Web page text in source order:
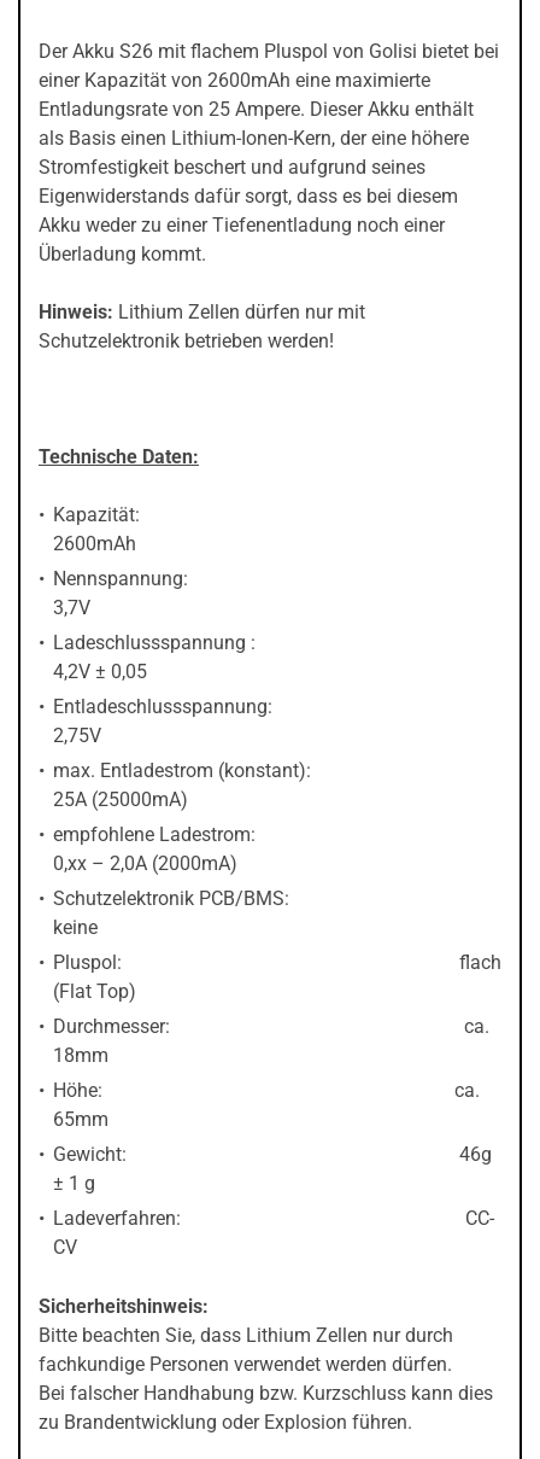
Der Akku S26 mit flachem Pluspol von Golisi bietet bei
einer Kapazität von 2600mAh eine maximierte
Entladungsrate von 25 Ampere. Dieser Akku enthält
als Basis einen Lithium-Ionen-Kern, der eine höhere
Stromfestigkeit beschert und aufgrund seines
Eigenwiderstands dafür sorgt, dass es bei diesem
Akku weder zu einer Tiefenentladung noch einer
Überladung kommt.
Hinweis: Lithium Zellen dürfen nur mit
Schutzelektronik betrieben werden!
Technische Daten:
Kapazität:
2600mAh
Nennspannung:
3,7V
Ladeschlussspannung :
4,2V ± 0,05
Entladeschlussspannung:
2,75V
max. Entladestrom (konstant):
25A (25000mA)
empfohlene Ladestrom:
0,xx – 2,0A (2000mA)
Schutzelektronik PCB/BMS:
keine
Pluspol: flach
(Flat Top)
Durchmesser: ca.
18mm
Höhe: ca.
65mm
Gewicht: 46g
± 1 g
Ladeverfahren: CC-
CV
Sicherheitshinweis:
Bitte beachten Sie, dass Lithium Zellen nur durch
fachkundige Personen verwendet werden dürfen.
Bei falscher Handhabung bzw. Kurzschluss kann dies
zu Brandentwicklung oder Explosion führen.